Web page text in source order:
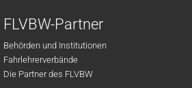
FLVBW-Partner
Behörden und Institutionen
Fahrlehrerverbände
Die Partner des FLVBW